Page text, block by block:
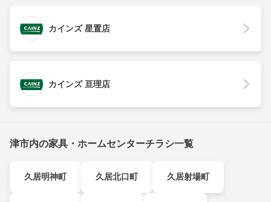
カインズ 星置店
カインズ 亘理店
津市内の家具・ホームセンターチラシ一覧
久居明神町 久居北口町 久居射場町